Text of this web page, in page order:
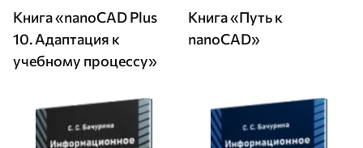
Книга «nanoCAD Plus
10. Адаптация к
учебному процессу»
Книга «Путь к
nanoCAD»